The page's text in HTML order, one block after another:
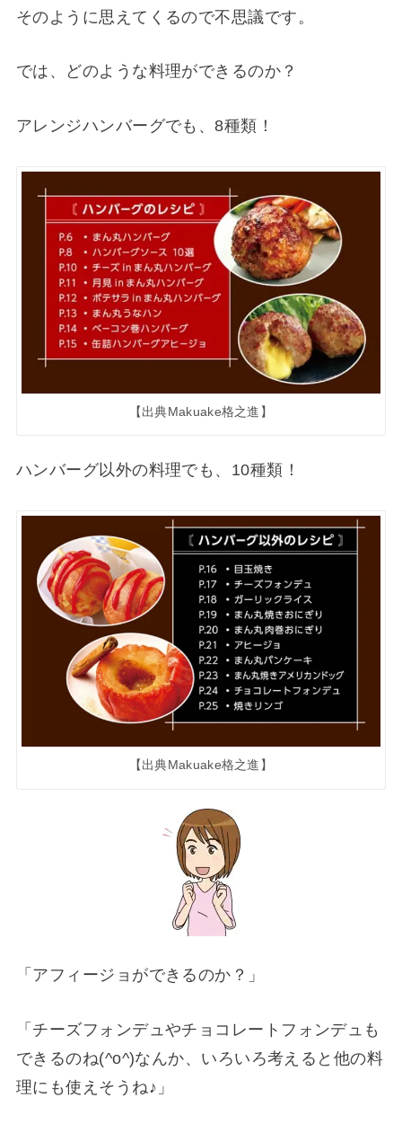
そのように思えてくるので不思議です。
では、どのような料理ができるのか？
アレンジハンバーグでも、8種類！
【出典Makuake格之進】
ハンバーグ以外の料理でも、10種類！
【出典Makuake格之進】
「アフィージョができるのか？」
「チーズフォンデュやチョコレートフォンデュも
できるのね(^o^)なんか、いろいろ考えると他の料
理にも使えそうね♪」